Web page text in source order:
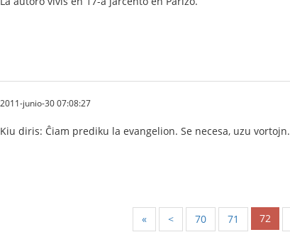
2011-junio-30 07:08:27
Kiu diris: Ĉiam prediku la evangelion. Se necesa, uzu vortojn.
« < 70 71 72